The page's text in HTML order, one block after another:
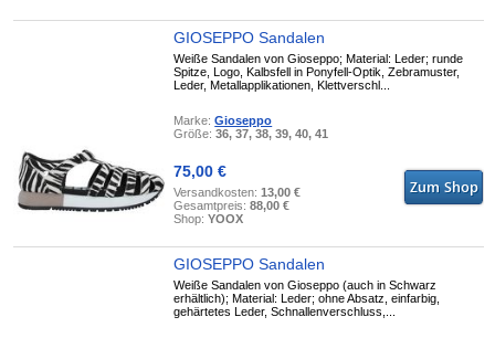
GIOSEPPO Sandalen
Weiße Sandalen von Gioseppo; Material: Leder; runde
Spitze, Logo, Kalbsfell in Ponyfell-Optik, Zebramuster,
Leder, Metallapplikationen, Klettverschl...
Marke:Gioseppo
Größe:36, 37, 38, 39, 40, 41
75,00 €
Versandkosten:13,00 €
Gesamtpreis:88,00 €
Shop:YOOX
GIOSEPPO Sandalen
Weiße Sandalen von Gioseppo (auch in Schwarz
erhältlich); Material: Leder; ohne Absatz, einfarbig,
gehärtetes Leder, Schnallenverschluss,...